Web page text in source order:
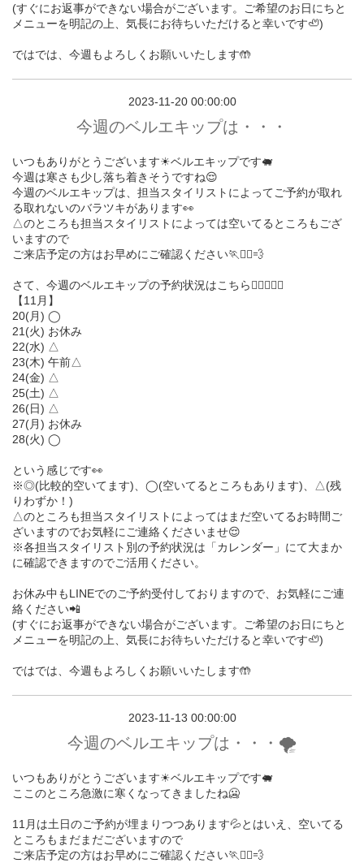
(すぐにお返事ができない場合がございます。ご希望のお日にちと
メニューを明記の上、気長にお待ちいただけると幸いです🦥)
ではでは、今週もよろしくお願いいたします🤲
2023-11-20 00:00:00
今週のベルエキップは・・・
いつもありがとうございます☀︎ベルエキップです🐖
今週は寒さも少し落ち着きそうですね😌
今週のベルエキップは、担当スタイリストによってご予約が取れ
る取れないのバラツキがあります👀
△のところも担当スタイリストによっては空いてるところもござ
いますので
ご来店予定の方はお早めにご確認ください🏃🏃‍♀️💨
さて、今週のベルエキップの予約状況はこちら💁🏻‍♀️💁‍♂️
【11月】
20(月) ◯
21(火) お休み
22(水) △
23(木) 午前△
24(金) △
25(土) △
26(日) △
27(月) お休み
28(火) ◯
という感じです👀
※◎(比較的空いてます)、◯(空いてるところもあります)、△(残
りわずか！)
△のところも担当スタイリストによってはまだ空いてるお時間ご
ざいますのでお気軽にご連絡くださいませ😌
※各担当スタイリスト別の予約状況は「カレンダー」にて大まか
に確認できますのでご活用ください。
お休み中もLINEでのご予約受付しておりますので、お気軽にご連
絡ください📲
(すぐにお返事ができない場合がございます。ご希望のお日にちと
メニューを明記の上、気長にお待ちいただけると幸いです🦥)
ではでは、今週もよろしくお願いいたします🤲
2023-11-13 00:00:00
今週のベルエキップは・・・🌪️
いつもありがとうございます☀︎ベルエキップです🐖
ここのところ急激に寒くなってきましたね🥶
11月は土日のご予約が埋まりつつあります💦とはいえ、空いてる
ところもまだまだございますので
ご来店予定の方はお早めにご確認ください🏃🏃‍♀️💨